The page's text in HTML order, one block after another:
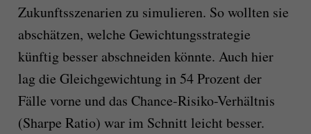
Zukunftsszenarien zu simulieren. So wollten sie
abschätzen, welche Gewichtungsstrategie
künftig besser abschneiden könnte. Auch hier
lag die Gleichgewichtung in 54 Prozent der
Fälle vorne und das Chance-Risiko-Verhältnis
(Sharpe Ratio) war im Schnitt leicht besser.